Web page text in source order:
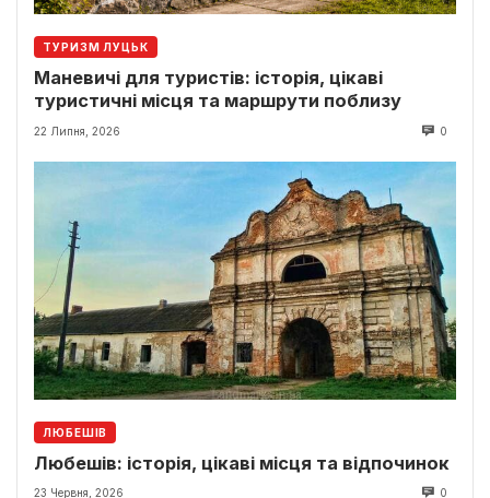
ТУРИЗМ ЛУЦЬК
Маневичі для туристів: історія, цікаві
туристичні місця та маршрути поблизу
22 Липня, 2026 0
ЛЮБЕШІВ
Любешів: історія, цікаві місця та відпочинок
23 Червня, 2026 0